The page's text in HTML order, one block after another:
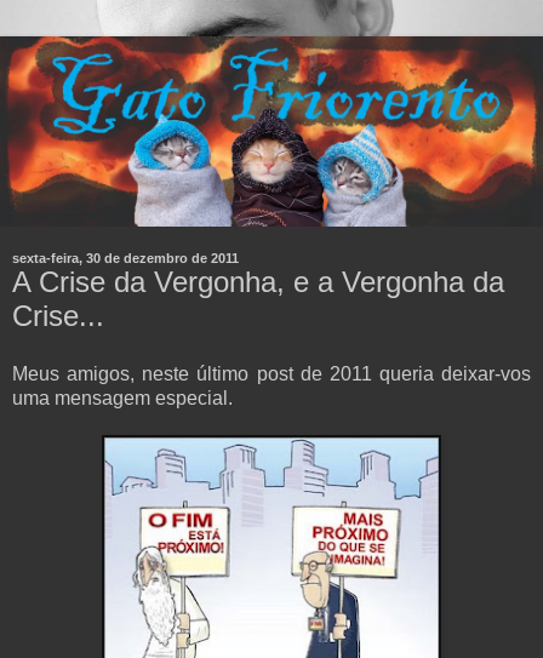
sexta-feira, 30 de dezembro de 2011
A Crise da Vergonha, e a Vergonha da
Crise...
Meus amigos, neste último post de 2011 queria deixar-vos
uma mensagem especial.